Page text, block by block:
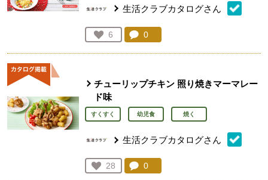
生活クラブカタログさん
お気に入り登録：
6
人が登録
コメント：
0
チューリップチキン 照り焼きマーマレー
ド味
すくすく 幼児食 焼く
生活クラブカタログさん
お気に入り登録：
28
人が登録
コメント：
0